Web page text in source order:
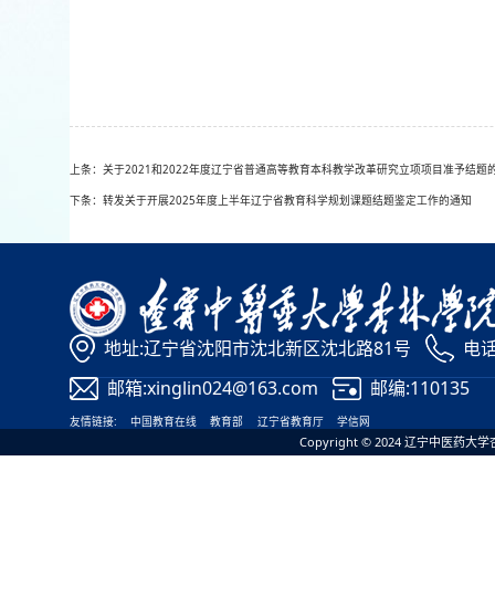
上条：关于2021和2022年度辽宁省普通高等教育本科教学改革研究立项项目准予结题
下条：转发关于开展2025年度上半年辽宁省教育科学规划课题结题鉴定工作的通知
地址:辽宁省沈阳市沈北新区沈北路81号
电
邮箱:xinglin024@163.com
邮编:110135
友情链接: 中国教育在线 教育部 辽宁省教育厅 学信网
Copyright © 2024 辽宁中医药大